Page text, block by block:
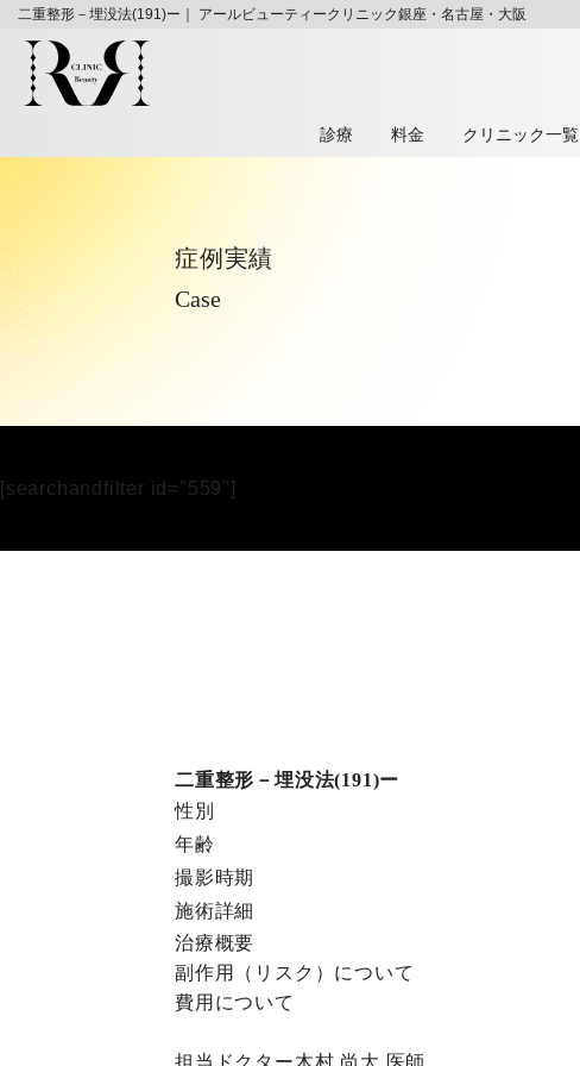
二重整形－埋没法(191)ー｜ アールビューティークリニック銀座・名古屋・大阪
診療 料⾦ クリニック一覧
症例実績
Case
[searchandfilter id="559"]
二重整形－埋没法(191)ー
性別
年齢
撮影時期
施術詳細
治療概要
副作⽤（リスク）について
費⽤について
担当ドクター木村 尚大 医師